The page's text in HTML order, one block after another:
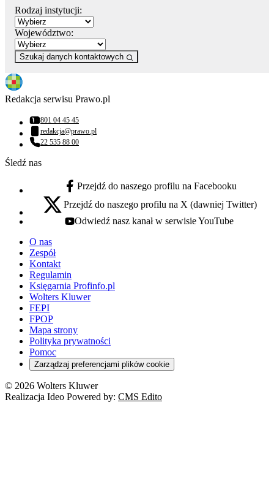
Rodzaj instytucji:
Województwo:
Szukaj danych kontaktowych
Redakcja serwisu Prawo.pl
Numer telefonu:
801 04 45 45
Adres email:
redakcja@prawo.pl
Numer telefonu:
22 535 88 00
Śledź nas
facebook - otwiera się w nowej karcie
Przejdź do naszego profilu na Facebooku
x - otwiera się w nowej karcie
Przejdź do naszego profilu na X (dawniej Twitter)
youtube - otwiera się w nowej karcie
Odwiedź nasz kanał w serwisie YouTube
O nas
Zespół
Kontakt
Regulamin
Księgarnia Profinfo.pl
Wolters Kluwer
FEPI
FPOP
Mapa strony
Polityka prywatności
Pomoc
Zarządzaj preferencjami plików cookie
© 2026 Wolters Kluwer
Realizacja Ideo Powered by: CMS Edito